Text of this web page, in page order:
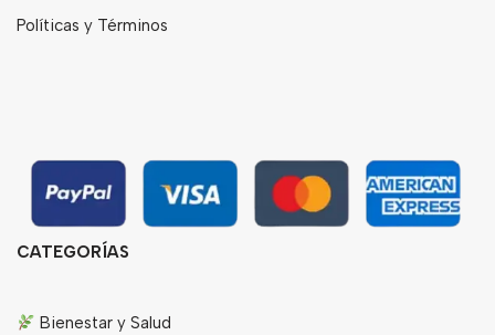
Políticas y Términos
CATEGORÍAS
Bienestar y Salud